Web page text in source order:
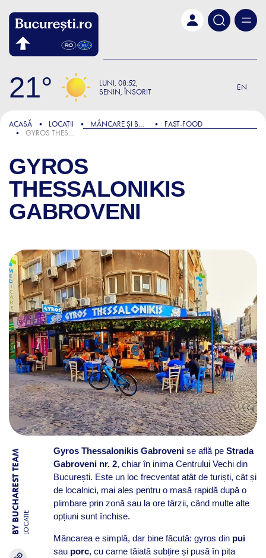
21 LUNI 08:52
SENIN, ÎNSORIT
EN
ACASĂ LOCAȚII MÂNCARE ȘI BĂUTURĂ
FAST-FOOD
GYROS THESSALONIKIS GABROVENI
GYROS
THESSALONIKIS
GABROVENI
BY BUCHAREST TEAM LOCATIE
Gyros Thessalonikis Gabrovenise află pe Strada
Gabroveni nr. 2, chiar în inima Centrului Vechi din
București. Este un loc frecventat atât de turiști, cât și
de localnici, mai ales pentru o masă rapidă după o
plimbare prin zonă sau la ore târzii, când multe alte
opțiuni sunt închise.
Mâncarea e simplă, dar bine făcută: gyros din pui
sau porc, cu carne tăiată subțire și pusă în pita